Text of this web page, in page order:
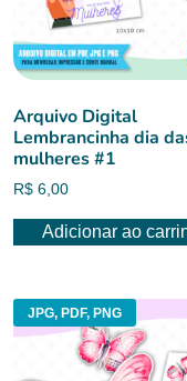
Arquivo Digital
Lembrancinha dia
mulheres #1
R$ 6,00
Adicionar ao
JPG, PDF, PNG